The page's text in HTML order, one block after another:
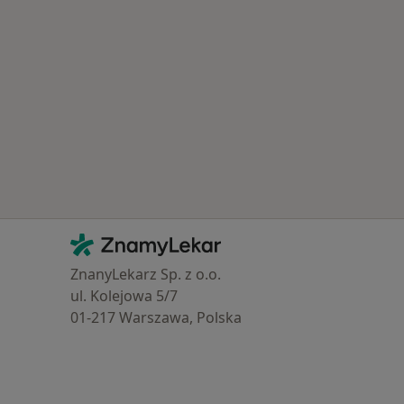
Kontakt
ZnamyLekar - Hlavní stránka
ZnanyLekarz Sp. z o.o.
ul. Kolejowa 5/7
01-217 Warszawa, Polska